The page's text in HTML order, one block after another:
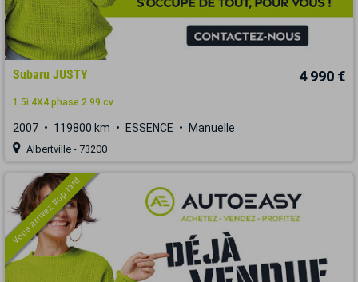
Subaru JUSTY 4 990 €
1.5i 4X4 phase 2 99 cv
2007 119800 km ESSENCE Manuelle
Albertville - 73200
Vous arrivez trop tard